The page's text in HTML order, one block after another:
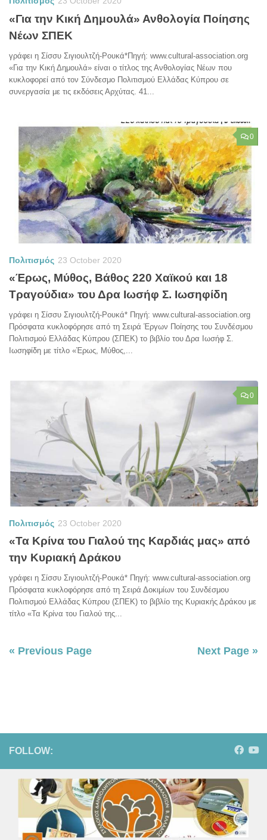
«Για την Κική Δημουλά» Ανθολογία Ποίησης
Νέων ΣΠΕΚ
γράφει η Σίσσυ Σιγιουλτζή-Ρουκά*Πηγή: www.cultural-association.org
«Για την Κική Δημουλά» είναι ο τίτλος της Ανθολογίας Νέων που
κυκλοφορεί από τον Σύνδεσμο Πολιτισμού Ελλάδας Κύπρου σε
συνεργασία με τις εκδόσεις Αρχύτας. 41...
0
Πολιτισμός 23 October 2020
«Έρως, Μύθος, Βάθος 220 Χαϊκού και 18
Τραγούδια» του Δρα Ιωσήφ Σ. Ιωσηφίδη
γράφει η Σίσσυ Σιγιουλτζή-Ρουκά* Πηγή: www.cultural-association.org
Πρόσφατα κυκλοφόρησε από τη Σειρά Έργων Ποίησης του Συνδέσμου
Πολιτισμού Ελλάδας Κύπρου (ΣΠΕΚ) το βιβλίο του Δρα Ιωσήφ Σ.
Ιωσηφίδη με τίτλο «Έρως, Μύθος,...
0
Πολιτισμός 23 October 2020
«Τα Κρίνα του Γιαλού της Καρδιάς μας» από
την Κυριακή Δράκου
γράφει η Σίσσυ Σιγιουλτζή-Ρουκά* Πηγή: www.cultural-association.org
Πρόσφατα κυκλοφόρησε από τη Σειρά Δοκιμίων του Συνδέσμου
Πολιτισμού Ελλάδας Κύπρου (ΣΠΕΚ) το βιβλίο της Κυριακής Δράκου με
τίτλο «Τα Κρίνα του Γιαλού της...
« Previous Page Next Page »
FOLLOW: